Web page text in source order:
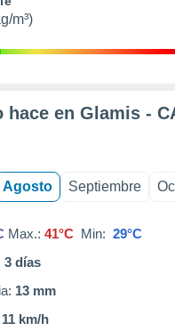
m³)
hace en Glamis -
Agosto Septiembre
Max.: 41°C Min: 29°C
3 días
13 mm
11 km/h